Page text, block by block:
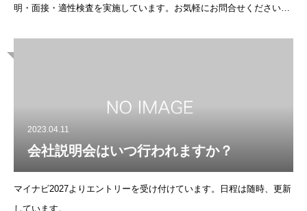
明・面接・適性検査を実施しています。お気軽にお問合せください。
2023.04.11
会社説明会はいつ行われますか？
マイナビ2027よりエントリーを受け付けています。日程は随時、更新
しています。